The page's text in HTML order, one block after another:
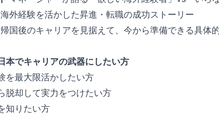
海外経験を活かした昇進・転職の成功ストーリー
帰国後のキャリアを見据えて、今から準備できる具体
本でキャリアの武器にしたい方
を最大限活かしたい方
脱却して実力をつけたい方
知りたい方